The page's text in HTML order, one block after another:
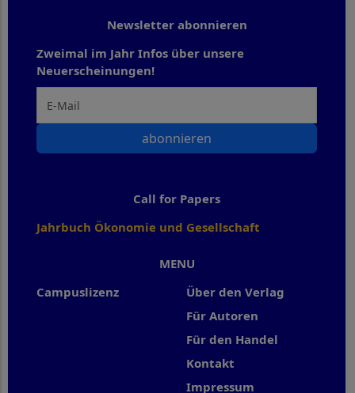
MENU
Campuslizenz
Über den Verlag
Für Autoren
Für den Handel
Kontakt
Impressum
Newsletter abonnieren
Zweimal im Jahr Infos über unsere
Neuerscheinungen!
abonnieren
Call for Papers
Jahrbuch Ökonomie und Gesellschaft